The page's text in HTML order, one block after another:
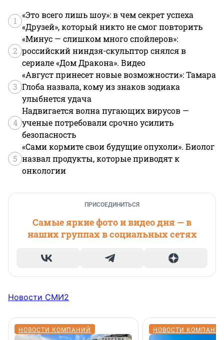
1
«Это всего лишь шоу»: в чем секрет успеха
«Друзей», который никто не смог повторить
2
«Минус — слишком много спойлеров»:
российский ниндзя-скульптор снялся в
сериале «Дом Дракона». Видео
3
«Август принесет новые возможности»: Тамара
Глоба назвала, кому из знаков зодиака
улыбнется удача
4
Надвигается волна пугающих вирусов —
ученые потребовали срочно усилить
безопасность
5
«Сами кормите свои будущие опухоли». Биолог
назвал продукты, которые приводят к
онкологии
ПРИСОЕДИНИТЬСЯ
Самые яркие фото и видео дня — в
наших группах в социальных сетях
Новости СМИ2
НОВОСТИ КОМПАНИЙ НОВОСТИ